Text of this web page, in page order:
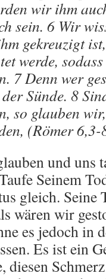
wir ihm
sein. 6 Wir
gekreuzigt
werde,
7 Denn wer
Sünde. 8
so glauben
(Römer 6,3-
und uns
Seinem
gleich. Seine
wären wir
es jedoch in
Es ist ein